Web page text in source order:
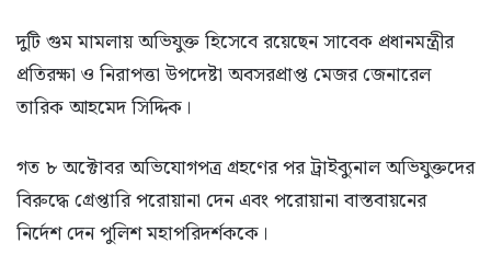
দুটি গুম মামলায় অভিযুক্ত হিসেবে রয়েছেন সাবেক প্রধানমন্ত্রীর
প্রতিরক্ষা ও নিরাপত্তা উপদেষ্টা অবসরপ্রাপ্ত মেজর জেনারেল
তারিক আহমেদ সিদ্দিক।
গত ৮ অক্টোবর অভিযোগপত্র গ্রহণের পর ট্রাইব্যুনাল অভিযুক্তদের
বিরুদ্ধে গ্রেপ্তারি পরোয়ানা দেন এবং পরোয়ানা বাস্তবায়নের
নির্দেশ দেন পুলিশ মহাপরিদর্শককে।